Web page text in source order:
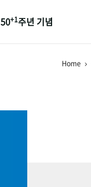
50+1주년 기념
Home